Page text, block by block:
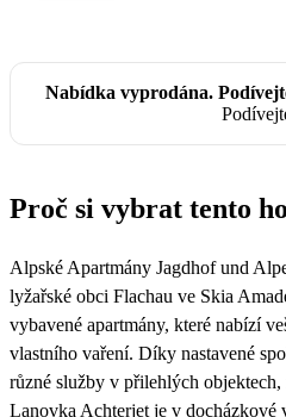
Nabídka vyprodána.
Proč si vybrat tento
Alpské Apartmány Jagdhof und
lyžařské obci Flachau ve Skia
vybavené apartmány, které nabízí
vlastního vaření. Díky nastavené
různé služby v přilehlých objektech,
Lanovka Achterjet je v docházkové